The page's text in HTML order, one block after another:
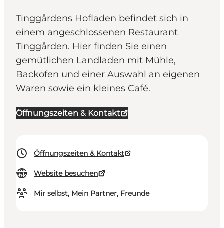
Tinggårdens Hofladen befindet sich in
einem angeschlossenen Restaurant
Tinggården. Hier finden Sie einen
gemütlichen Landladen mit Mühle,
Backofen und einer Auswahl an eigenen
Waren sowie ein kleines Café.
Öffnungszeiten & Kontakt
Öffnungszeiten & Kontakt
Website besuchen
Mir selbst, Mein Partner, Freunde